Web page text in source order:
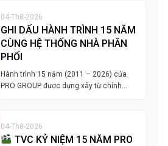
04-Th8-2026
GHI DẤU HÀNH TRÌNH 15 NĂM
CÙNG HỆ THỐNG NHÀ PHÂN
PHỐI
Hành trình 15 năm (2011 – 2026) của
PRO GROUP được dựng xây từ chính…
04-Th8-2026
TVC KỶ NIỆM 15 NĂM PRO